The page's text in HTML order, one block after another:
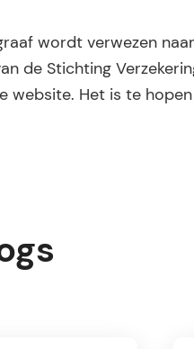
wordt verwezen
de Stichting
website. Het is te